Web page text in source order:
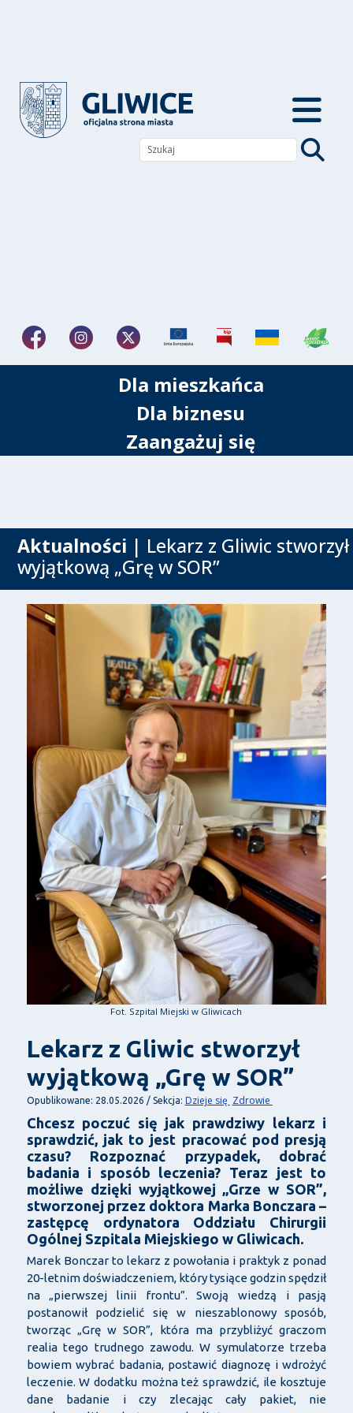
Dla mieszkańca
Dla biznesu
Zaangażuj się
Aktualności | Lekarz z Gliwic stworzył
wyjątkową „Grę w SOR”
Fot. Szpital Miejski w Gliwicach
Lekarz z Gliwic stworzył
wyjątkową „Grę w SOR”
Opublikowane: 28.05.2026 / Sekcja: Dzieje się Zdrowie
Chcesz poczuć się jak prawdziwy lekarz i
sprawdzić, jak to jest pracować pod presją
czasu? Rozpoznać przypadek, dobrać
badania i sposób leczenia? Teraz jest to
możliwe dzięki wyjątkowej „Grze w SOR”,
stworzonej przez doktora Marka Bonczara –
zastępcę ordynatora Oddziału Chirurgii
Ogólnej Szpitala Miejskiego w Gliwicach.
Marek Bonczar to lekarz z powołania i praktyk z ponad
20-letnim doświadczeniem, który tysiące godzin spędził
na „pierwszej linii frontu”. Swoją wiedzą i pasją
postanowił podzielić się w nieszablonowy sposób,
tworząc „Grę w SOR”, która ma przybliżyć graczom
realia tego trudnego zawodu. W symulatorze trzeba
bowiem wybrać badania, postawić diagnozę i wdrożyć
leczenie. W dodatku można też sprawdzić, ile kosztuje
dane badanie i czy zlecając cały pakiet, nie